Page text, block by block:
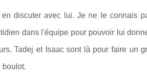
discuter avec lui. Je ne le connais
dans l'équipe pour pouvoir lui
Tadej et Isaac sont là pour faire un
boulot.